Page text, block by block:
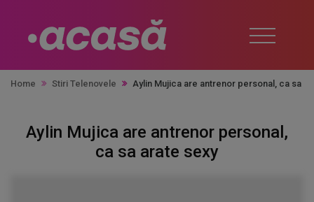
Home Stiri Telenovele Aylin Mujica are antrenor personal, ca sa
Aylin Mujica are antrenor personal,
ca sa arate sexy